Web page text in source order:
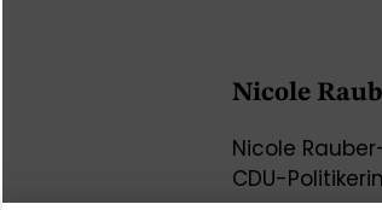
Nicole
Nicole
CDU-